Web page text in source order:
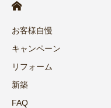
お客様自慢
キャンペーン
リフォーム
新築
FAQ